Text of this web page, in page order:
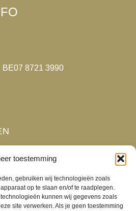
toestemming
gebruiken wij technologieën zoals
op te slaan en/of te raadplegen.
kunnen wij gegevens zoals
site verwerken. Als je geen toestemming
BE07 8721 3990
- 18:00
- 18:00